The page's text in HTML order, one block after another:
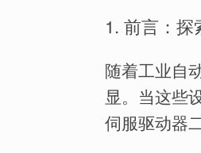
1. 前言：
随着工业自
显。当这些
伺服驱动器